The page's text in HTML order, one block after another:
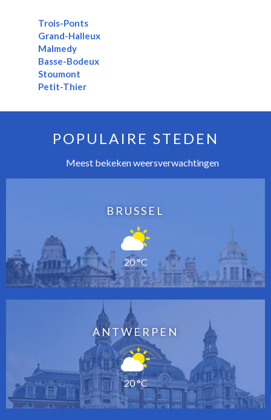
Trois-Ponts
Grand-Halleux
Malmedy
Basse-Bodeux
Stoumont
Petit-Thier
POPULAIRE STEDEN
Meest bekeken weersverwachtingen
BRUSSEL
20 °C
ANTWERPEN
20 °C